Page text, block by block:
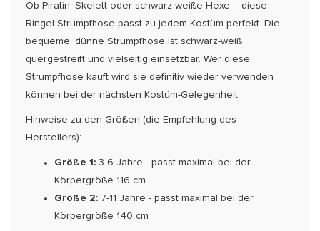
Ob Piratin, Skelett oder schwarz-weiße Hexe – diese
Ringel-Strumpfhose passt zu jedem Kostüm perfekt. Die
bequeme, dünne Strumpfhose ist schwarz-weiß
quergestreift und vielseitig einsetzbar. Wer diese
Strumpfhose kauft wird sie definitiv wieder verwenden
können bei der nächsten Kostüm-Gelegenheit.
Hinweise zu den Größen (die Empfehlung des
Herstellers):
Größe 1: 3-6 Jahre - passt maximal bei der
Körpergröße 116 cm
Größe 2: 7-11 Jahre - passt maximal bei der
Körpergröße 140 cm